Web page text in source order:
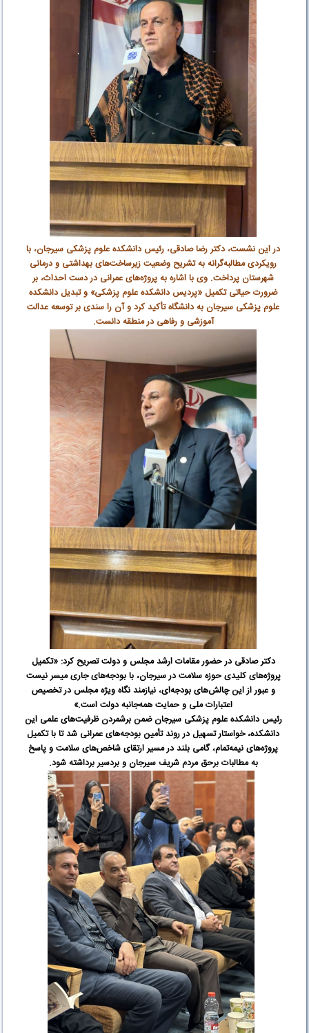
در این نشست، دکتر رضا صادقی، رئیس دانشکده علوم پزشکی سیرجان، با
رویکردی مطالبه‌گرانه به تشریح وضعیت زیرساخت‌های بهداشتی و درمانی
شهرستان پرداخت. وی با اشاره به پروژه‌های عمرانی در دست احداث، بر
ضرورت حیاتی تکمیل «پردیس دانشکده علوم پزشکی» و تبدیل دانشکده
علوم پزشکی سیرجان به دانشگاه تأکید کرد و آن را سندی بر توسعه عدالت
آموزشی و رفاهی در منطقه دانست.
دکتر صادقی در حضور مقامات ارشد مجلس و دولت تصریح کرد: «تکمیل
پروژه‌های کلیدی حوزه سلامت در سیرجان، با بودجه‌های جاری میسر نیست
و عبور از این چالش‌های بودجه‌ای، نیازمند نگاه ویژه مجلس در تخصیص
اعتبارات ملی و حمایت همه‌جانبه دولت است.»‌
رئیس دانشکده علوم پزشکی سیرجان ضمن برشمردن ظرفیت‌های علمی این
دانشکده، خواستار تسهیل در روند تأمین بودجه‌های عمرانی شد تا با تکمیل
پروژه‌های نیمه‌تمام، گامی بلند در مسیر ارتقای شاخص‌های سلامت و پاسخ
به مطالبات برحق مردم شریف سیرجان و بردسیر برداشته شود.